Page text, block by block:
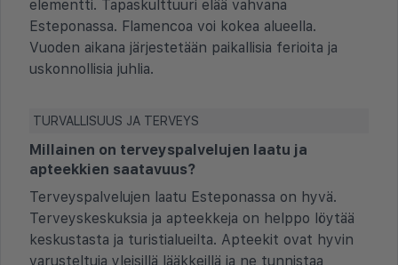
elementti. Tapaskulttuuri elää vahvana
Esteponassa. Flamencoa voi kokea alueella.
Vuoden aikana järjestetään paikallisia ferioita ja
uskonnollisia juhlia.
TURVALLISUUS JA TERVEYS
Millainen on terveyspalvelujen laatu ja
apteekkien saatavuus?
Terveyspalvelujen laatu Esteponassa on hyvä.
Terveyskeskuksia ja apteekkeja on helppo löytää
keskustasta ja turistialueilta. Apteekit ovat hyvin
varusteltuja yleisillä lääkkeillä ja ne tunnistaa